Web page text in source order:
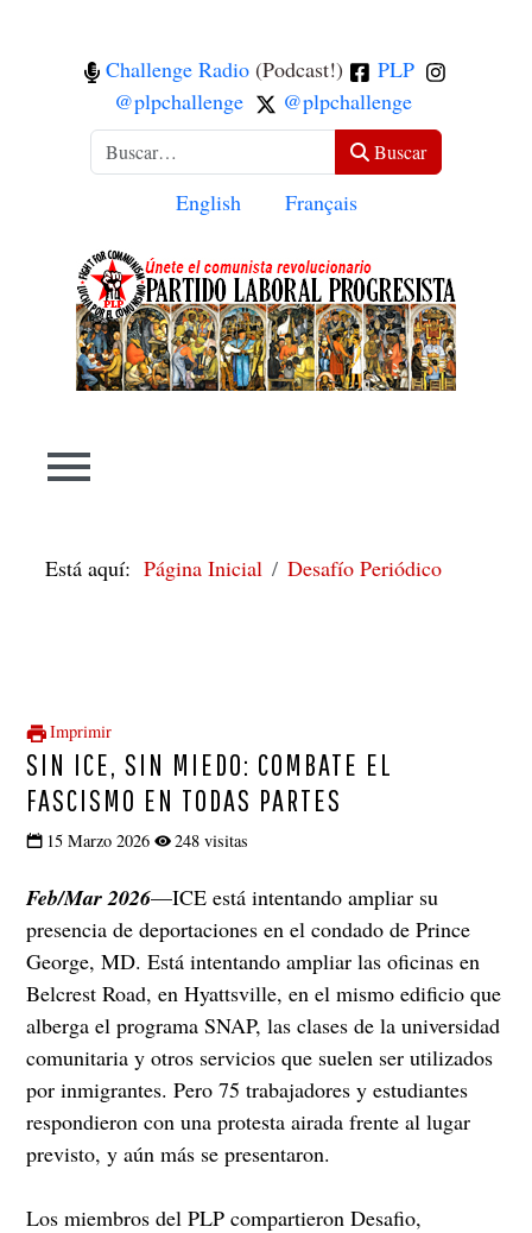
Challenge Radio (Podcast!)
PLP
@plpchallenge
@plpchallenge
Buscar Buscar
Seleccione su idioma
English Français
Está aquí:Página Inicial Desafío Periódico
Imprimir
SIN ICE, SIN MIEDO: COMBATE EL
FASCISMO EN TODAS PARTES
15 Marzo 2026 248 visitas
Feb/Mar 2026—ICE está intentando ampliar su
presencia de deportaciones en el condado de Prince
George, MD. Está intentando ampliar las oficinas en
Belcrest Road, en Hyattsville, en el mismo edificio que
alberga el programa SNAP, las clases de la universidad
comunitaria y otros servicios que suelen ser utilizados
por inmigrantes. Pero 75 trabajadores y estudiantes
respondieron con una protesta airada frente al lugar
previsto, y aún más se presentaron.
Los miembros del PLP compartieron Desafio,